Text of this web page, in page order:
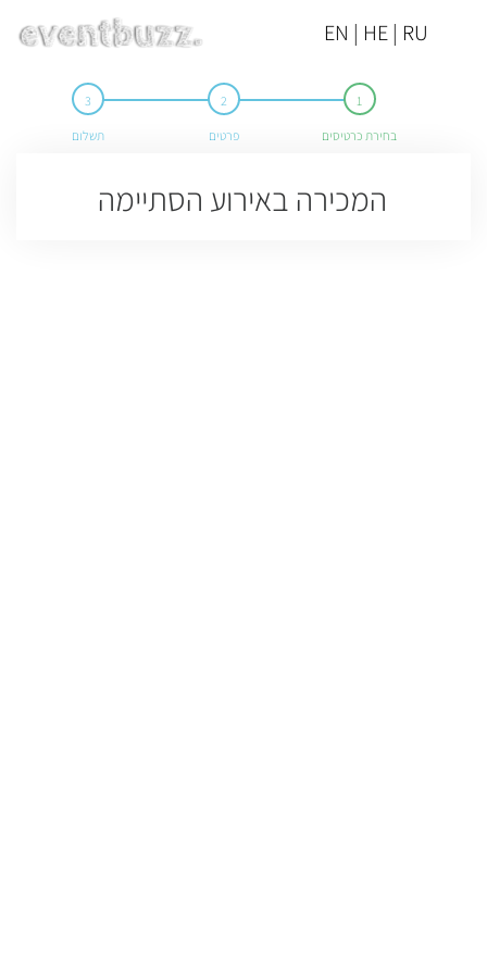
EN | HE | RU
בחירת כרטיסים פרטים תשלום
המכירה באירוע הסתיימה